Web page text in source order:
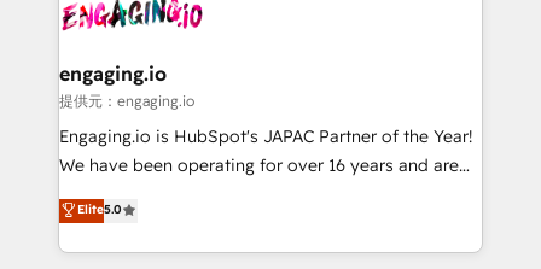
advanced optimization & adoption 📍 São Paulo, BR
• Des Moines, IA • New York, NY
operacional de receita conectando equipes
Também somos distribuidores oficiais da HubSpot
e de mais de 150 softwares globais permitindo
contratar e pagar a HubSpot em reais com nota
fiscal no Brasil e gerar economia de até 50% na
Oferecemos ainda agentes de IA especializados em
HubSpot que automatizam tarefas executam rotinas
engaging.io
提供元：engaging.io
Engaging.io is HubSpot's JAPAC Partner of the Year!
We have been operating for over 16 years and are
one of HubSpot's most experienced and technically
capable Agency Partners globally. We specialise in
complex CRM migrations, implementations,
Elite5.0